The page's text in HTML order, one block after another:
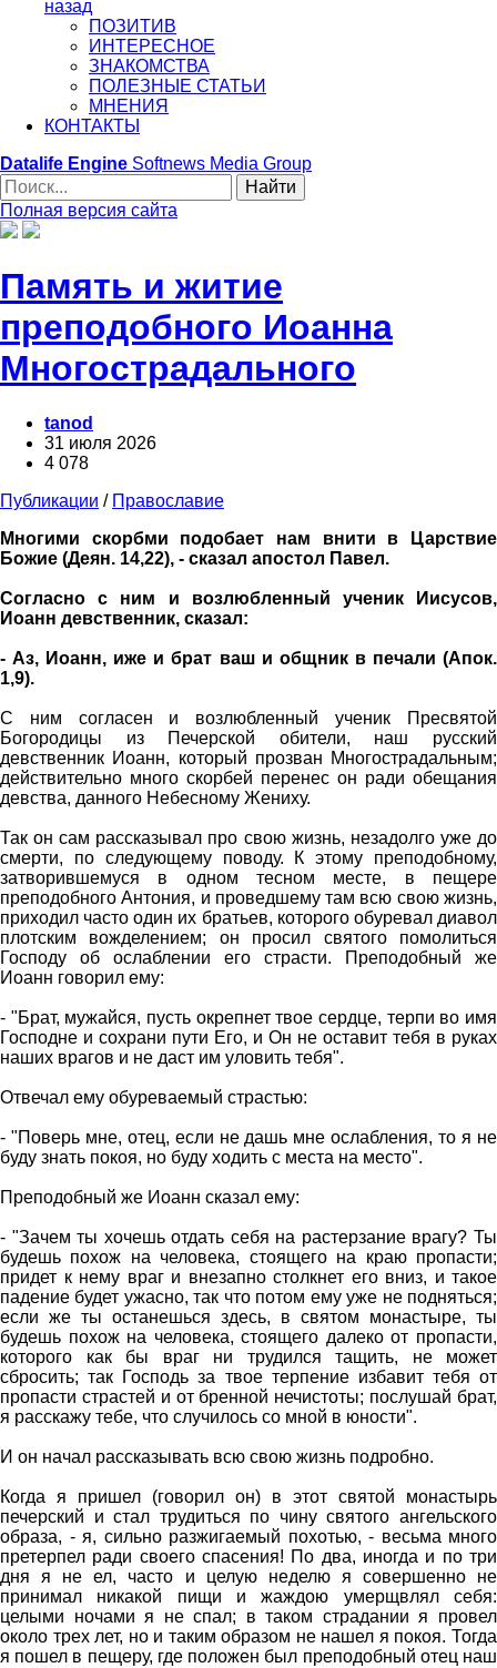
назад
ПОЗИТИВ
ИНТЕРЕСНОЕ
ЗНАКОМСТВА
ПОЛЕЗНЫЕ СТАТЬИ
МНЕНИЯ
КОНТАКТЫ
Datalife Engine Softnews Media Group
Найти
Полная версия сайта
Память и житие
преподобного Иоанна
Многострадального
tanod
31 июля 2026
4 078
Публикации / Православие
Многими скорбми подобает нам внити в Царствие
Божие (Деян. 14,22), - сказал апостол Павел.
Согласно с ним и возлюбленный ученик Иисусов,
Иоанн девственник, сказал:
- Аз, Иоанн, иже и брат ваш и общник в печали (Апок.
1,9).
С ним согласен и возлюбленный ученик Пресвятой
Богородицы из Печерской обители, наш русский
девственник Иоанн, который прозван Многострадальным;
действительно много скорбей перенес он ради обещания
девства, данного Небесному Жениху.
Так он сам рассказывал про свою жизнь, незадолго уже до
смерти, по следующему поводу. К этому преподобному,
затворившемуся в одном тесном месте, в пещере
преподобного Антония, и проведшему там всю свою жизнь,
приходил часто один их братьев, которого обуревал диавол
плотским вожделением; он просил святого помолиться
Господу об ослаблении его страсти. Преподобный же
Иоанн говорил ему:
- "Брат, мужайся, пусть окрепнет твое сердце, терпи во имя
Господне и сохрани пути Его, и Он не оставит тебя в руках
наших врагов и не даст им уловить тебя".
Отвечал ему обуреваемый страстью:
- "Поверь мне, отец, если не дашь мне ослабления, то я не
буду знать покоя, но буду ходить с места на место".
Преподобный же Иоанн сказал ему:
- "Зачем ты хочешь отдать себя на растерзание врагу? Ты
будешь похож на человека, стоящего на краю пропасти;
придет к нему враг и внезапно столкнет его вниз, и такое
падение будет ужасно, так что потом ему уже не подняться;
если же ты останешься здесь, в святом монастыре, ты
будешь похож на человека, стоящего далеко от пропасти,
которого как бы враг ни трудился тащить, не может
сбросить; так Господь за твое терпение избавит тебя от
пропасти страстей и от бренной нечистоты; послушай брат,
я расскажу тебе, что случилось со мной в юности".
И он начал рассказывать всю свою жизнь подробно.
Когда я пришел (говорил он) в этот святой монастырь
печерский и стал трудиться по чину святого ангельского
образа, - я, сильно разжигаемый похотью, - весьма много
претерпел ради своего спасения! По два, иногда и по три
дня я не ел, часто и целую неделю я совершенно не
принимал никакой пищи и жаждою умерщвлял себя:
целыми ночами я не спал; в таком страдании я провел
около трех лет, но и таким образом не нашел я покоя. Тогда
я пошел в пещеру, где положен был преподобный отец наш